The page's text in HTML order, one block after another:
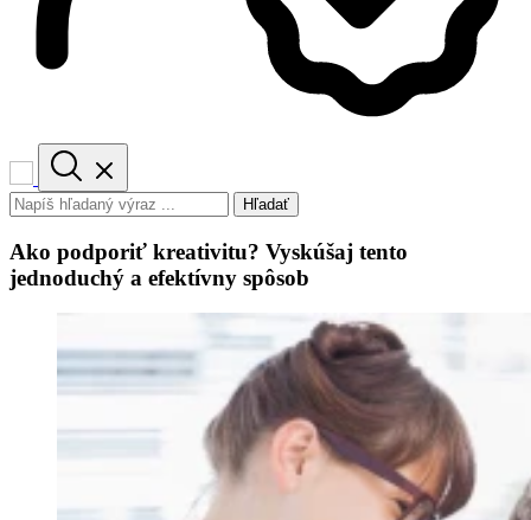
Hľadať
Ako podporiť kreativitu? Vyskúšaj tento
jednoduchý a efektívny spôsob